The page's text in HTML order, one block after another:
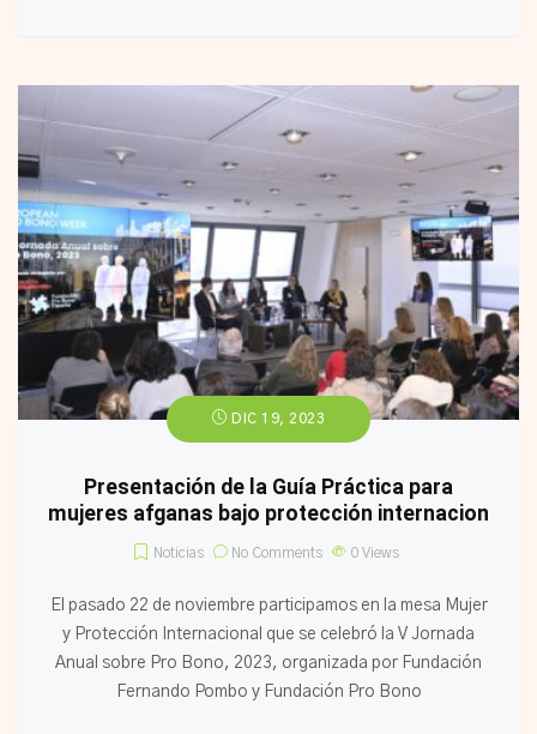
DIC 19, 2023
Presentación de la Guía Práctica para
mujeres afganas bajo protección internacion
Noticias No Comments 0 Views
El pasado 22 de noviembre participamos en la mesa Mujer
y Protección Internacional que se celebró la V Jornada
Anual sobre Pro Bono, 2023, organizada por Fundación
Fernando Pombo y Fundación Pro Bono